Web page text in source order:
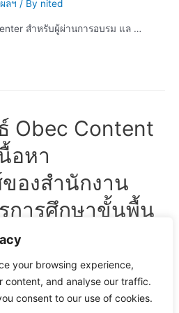
your browsing experience,
content, and analyse our traffic.
consent to our use of cookies.
ลฯ / By nited
สำหรับผู้ผ่านการอบรม แล …
Obec Content
อหา
องสำนักงาน
การศึกษาขั้นพื้น
ลฯ/ Bynited
อหาอิเล็กทรอนิกส์ของสำ …